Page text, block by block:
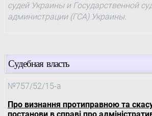
судей Украины и Государственной
администрации (ГСА) Украины.
Судебная власть
№757/52/15-а
Про визнання протиправною та